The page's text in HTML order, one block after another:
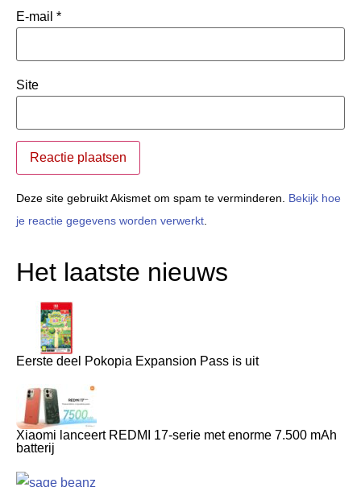
E-mail *
Site
Deze site gebruikt Akismet om spam te verminderen. Bekijk hoe
je reactie gegevens worden verwerkt
Het laatste nieuws
Eerste deel Pokopia Expansion Pass is uit
Xiaomi lanceert REDMI 17-serie met enorme 7.500 mAh
batterij